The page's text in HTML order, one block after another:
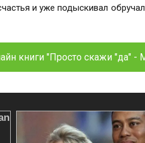
и уже подыскивал
книги "Просто скажи "да" -